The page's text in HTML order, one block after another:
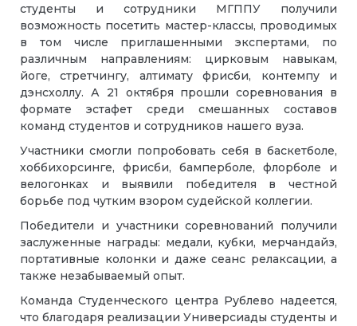
студенты и сотрудники МГППУ получили
возможность посетить мастер-классы, проводимых
в том числе приглашенными экспертами, по
различным направлениям: цирковым навыкам,
йоге, стретчингу, алтимату фрисби, контемпу и
дэнсхоллу. А 21 октября прошли соревнования в
формате эстафет среди смешанных составов
команд студентов и сотрудников нашего вуза.
Участники смогли попробовать себя в баскетболе,
хоббихорсинге, фрисби, бамперболе, флорболе и
велогонках и выявили победителя в честной
борьбе под чутким взором судейской коллегии.
Победители и участники соревнований получили
заслуженные награды: медали, кубки, мерчандайз,
портативные колонки и даже сеанс релаксации, а
также незабываемый опыт.
Команда Студенческого центра Рублево надеется,
что благодаря реализации Универсиады студенты и